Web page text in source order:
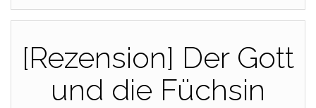
[Rezension] Der Gott
und die Füchsin